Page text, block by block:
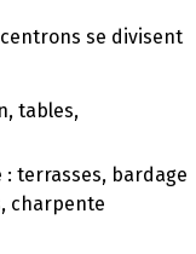
se divisent
tables,
: terrasses, bardage
charpente